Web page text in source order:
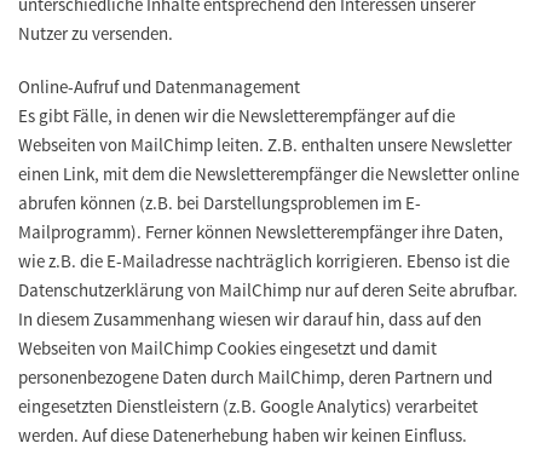
Nutzer zu versenden.
Online-Aufruf und Datenmanagement
Es gibt Fälle, in denen wir die Newsletterempfänger auf die
Webseiten von MailChimp leiten. Z.B. enthalten unsere Newsletter
einen Link, mit dem die Newsletterempfänger die Newsletter online
abrufen können (z.B. bei Darstellungsproblemen im E-
Mailprogramm). Ferner können Newsletterempfänger ihre Daten,
wie z.B. die E-Mailadresse nachträglich korrigieren. Ebenso ist die
Datenschutzerklärung von MailChimp nur auf deren Seite abrufbar.
In diesem Zusammenhang wiesen wir darauf hin, dass auf den
Webseiten von MailChimp Cookies eingesetzt und damit
personenbezogene Daten durch MailChimp, deren Partnern und
eingesetzten Dienstleistern (z.B. Google Analytics) verarbeitet
werden. Auf diese Datenerhebung haben wir keinen Einfluss.